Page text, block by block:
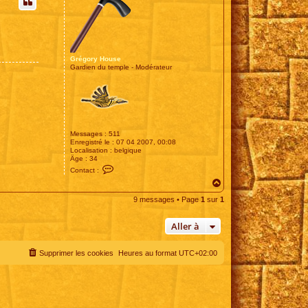
Grégory House
Gardien du temple - Modérateur
Messages : 511
Enregistré le : 07 04 2007, 00:08
Localisation : belgique
Âge : 34
Contact :
t
G
g
a
u
9 messages • Page 1 sur 1
Aller à
Heures au format UTC+02:00
Supprimer les cookies